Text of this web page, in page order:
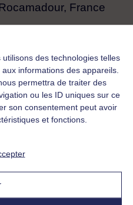
des technologies telles
informations des appareils.
permettra de traiter des
ou les ID uniques sur ce
son consentement peut avoir
et fonctions.
France
06 71 46 15 82
e-mail